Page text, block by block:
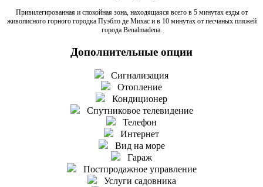
Привилегированная и спокойная зона, находящаяся всего в 5 минутах езды от
живописного горного городка Пуэбло де Михас и в 10 минутах от песчаных пляжей
города Benalmadena.
Дополнительные опции
Сигнализация
Отопление
Кондиционер
Спутниковое телевидение
Телефон
Интернет
Вид на море
Гараж
Постпродажное управление
Услуги садовника